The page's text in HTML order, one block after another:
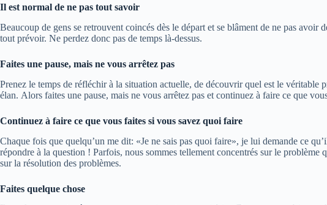
Il est normal de ne pas tout savoir
Beaucoup de gens se retrouvent coincés dès le départ et se blâment de ne pas
tout prévoir. Ne perdez donc pas de temps là-dessus.
Faites une pause, mais ne vous arrêtez pas
Prenez le temps de réfléchir à la situation actuelle, de découvrir quel est le
élan. Alors faites une pause, mais ne vous arrêtez pas et continuez à faire ce que
Continuez à faire ce que vous faites si vous savez quoi faire
Chaque fois que quelqu’un me dit: «Je ne sais pas quoi faire», je lui demande ce
répondre à la question ! Parfois, nous sommes tellement concentrés sur le
sur la résolution des problèmes.
Faites quelque chose